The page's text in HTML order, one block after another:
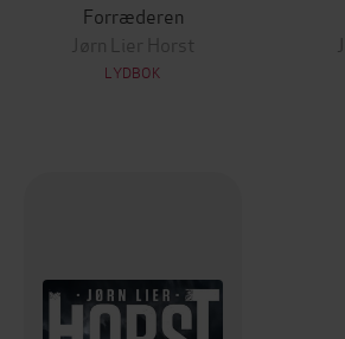
Forræderen
Jørn Lier Horst
LYDBOK